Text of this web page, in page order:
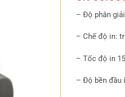
– Độ phân
– Chế độ in:
– Tốc độ in
– Độ bền đầu